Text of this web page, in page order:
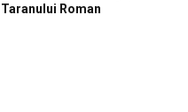
Roman